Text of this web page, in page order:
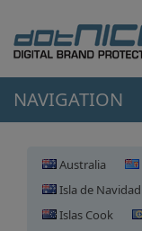
NAVIGATION
Australia
Isla de Navidad
Islas Cook